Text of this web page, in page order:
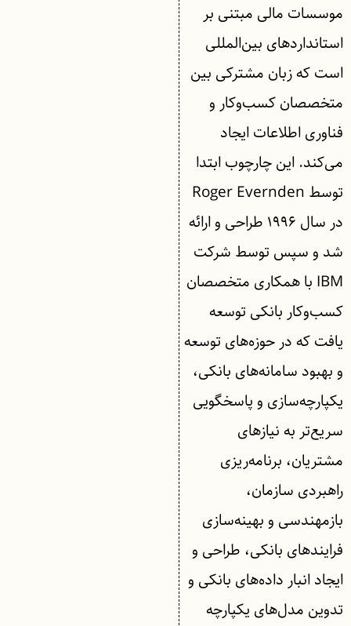
موسسات مالی مبتنی بر
استانداردهای بین‌المللی
است که زبان مشترکی بین
متخصصان کسب‌وکار و
فناوری اطلاعات ایجاد
می‌کند. این چارچوب ابتدا
توسط Roger Evernden
در سال ۱۹۹۶ طراحی و ارائه
شد و سپس توسط شرکت
IBM با همکاری متخصصان
کسب‌وکار بانکی توسعه
یافت که در حوزه‌های توسعه
و بهبود سامانه‌های بانکی،
یکپارچه‌سازی و پاسخگویی
سریع‌تر به نیازهای
مشتریان، برنامه‌ریزی
راهبردی سازمان،
بازمهندسی و بهینه‌سازی
فرایندهای بانکی، طراحی و
ایجاد انبار داده‌‌های بانکی و
تدوین مدل‌های یکپارچه